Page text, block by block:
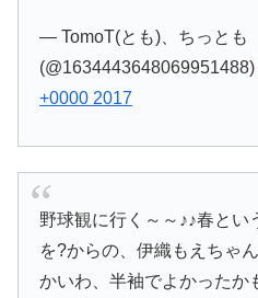
— TomoT(とも)、ちっとも
(@1634443648069951488)
+0000 2017
野球観に行く～～♪♪春と
を?からの、伊織もえちゃ
かいわ、半袖でよかったか